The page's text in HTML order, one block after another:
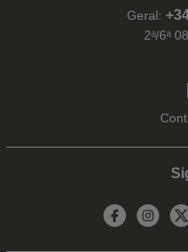
Geral:
2ᵃ/6ᵃ